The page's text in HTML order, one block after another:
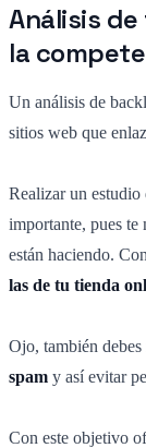
Análisis
la
Un análisis de
sitios web que
Realizar un estudio
importante, pues
están haciendo.
las de tu tienda
Ojo, también debes
spam y así evitar
Con este objetivo